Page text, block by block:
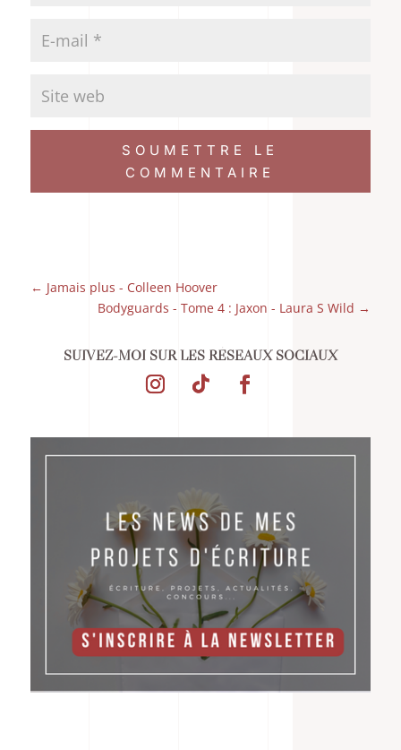
SOUMETTRE LE
COMMENTAIRE
← Jamais plus - Colleen Hoover
Bodyguards - Tome 4 : Jaxon - Laura S Wild →
SUIVEZ-MOI SUR LES RÉSEAUX SOCIAUX